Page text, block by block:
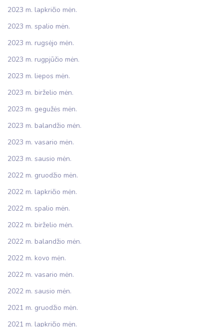
2023 m. lapkričio mėn.
2023 m. spalio mėn.
2023 m. rugsėjo mėn.
2023 m. rugpjūčio mėn.
2023 m. liepos mėn.
2023 m. birželio mėn.
2023 m. gegužės mėn.
2023 m. balandžio mėn.
2023 m. vasario mėn.
2023 m. sausio mėn.
2022 m. gruodžio mėn.
2022 m. lapkričio mėn.
2022 m. spalio mėn.
2022 m. birželio mėn.
2022 m. balandžio mėn.
2022 m. kovo mėn.
2022 m. vasario mėn.
2022 m. sausio mėn.
2021 m. gruodžio mėn.
2021 m. lapkričio mėn.